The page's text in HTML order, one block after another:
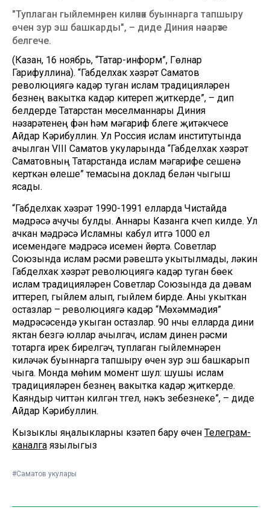
"Туплаган гыйлемнәрен киләчәк буыннарга тапшыру
өчен зур эш башкарды", – диде Диния нәзарәте
белгече.
(Казан, 16 ноябрь, “Татар-информ”, Гөлнар
Гарифуллина). “Габделхак хәзрәт Саматов
революциягә кадәр туган ислам традицияләрен
безнең вакытка кадәр китереп җиткерде”, – дип
белдерде Татарстан мөселманнары Диния
нәзарәтенең фән һәм мәгариф бүлеге җитәкчесе
Айдар Кәрибуллин. Ул Россия ислам институтында
ачылган VIII Саматов укуларында “Габделхак хәзрәт
Саматовның Татарстанда ислам мәгарифе үсешенә
керткән өлеше” темасына доклад белән чыгыш
ясады.
“Габделхак хәзрәт 1990-1991 елларда Чистайда
мәдрәсә ачучы булды. Аннары Казанга күчеп килде. Ул
ачкан мәдрәсә Исламны кабул итүгә 1000 ел
исемендәге мәдрәсә исемен йөртә. Советлар
Союзында ислам рәсми рәвештә укытылмады, ләкин
Габделхак хәзрәт революциягә кадәр туган бөек
ислам традицияләрен Советлар Союзында да дәвам
иттереп, гыйлем алып, гыйлем бирде. Аны укыткан
остазлар – революциягә кадәр “Мөхәммәдия”
мәдрәсәсендә укыган остазлар. 90 нчы елларда дини
яктан безгә юллар ачылгач, ислам динен рәсми
тотарга ирек бирелгәч, туплаган гыйлемнәрен
киләчәк буыннарга тапшыру өчен зур эш башкарып
чыга. Монда мөһим момент шул: шушы ислам
традицияләрен безнең вакытка кадәр җиткерде.
Каяндыр читтән килгән түгел, нәкъ үзебезнеке”, – диде
Айдар Кәрибуллин.
Кызыклы яңалыкларны күзәтеп бару өчен Телеграм-
каналга язылыгыз
#Саматов укулары